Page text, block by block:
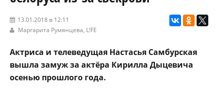
13.01.2018 в 12:11
Маргарита Румянцева, L!FE
Актриса и телеведущая Настасья Самбурская
вышла замуж за актёра Кирилла Дыцевича
осенью прошлого года.